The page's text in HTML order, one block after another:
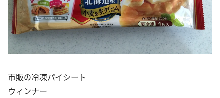
市販の冷凍パイシート
ウィンナー